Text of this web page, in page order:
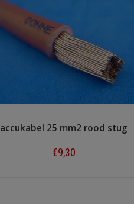
accukabel 25 mm2 rood stug
€9,30